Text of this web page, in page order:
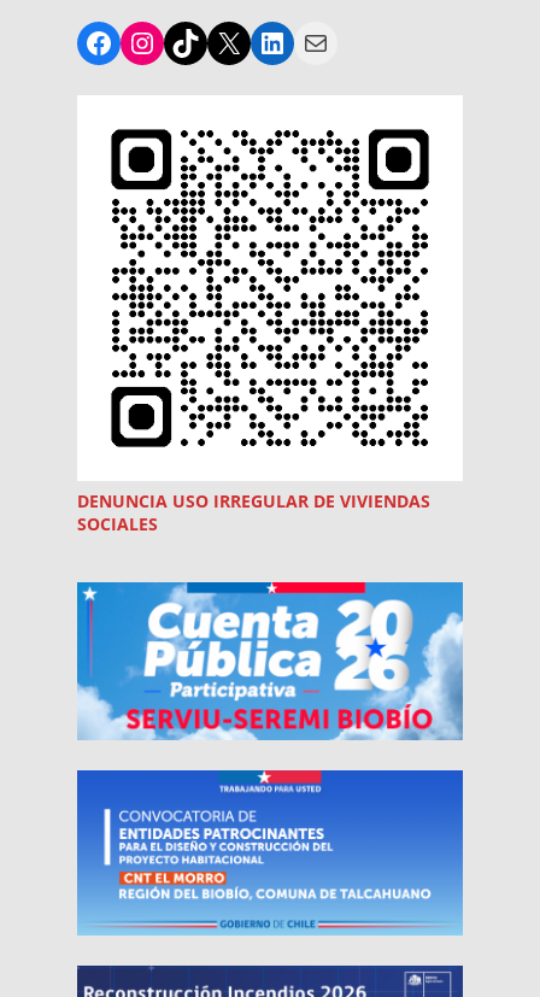
Facebook
Instagram
TikTok
X LinkedIn
Mail
DENUNCIA USO IRREGULAR DE VIVIENDAS
SOCIALES